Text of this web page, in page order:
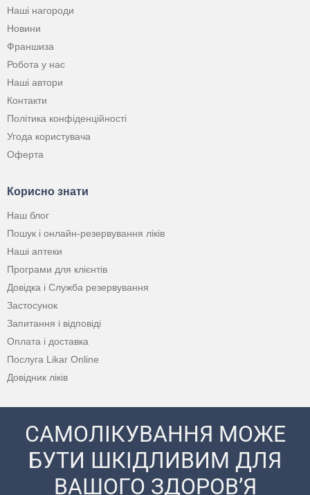
Наші нагороди
Новини
Франшиза
Робота у нас
Наші автори
Контакти
Політика конфіденційності
Угода користувача
Оферта
Корисно знати
Наш блог
Пошук і онлайн-резервування ліків
Наші аптеки
Програми для клієнтів
Довідка і Служба резервування
Застосунок
Запитання і відповіді
Оплата і доставка
Послуга Likar Online
Довідник ліків
САМОЛІКУВАННЯ МОЖЕ
БУТИ ШКІДЛИВИМ ДЛЯ
ВАШОГО ЗДОРОВ’Я